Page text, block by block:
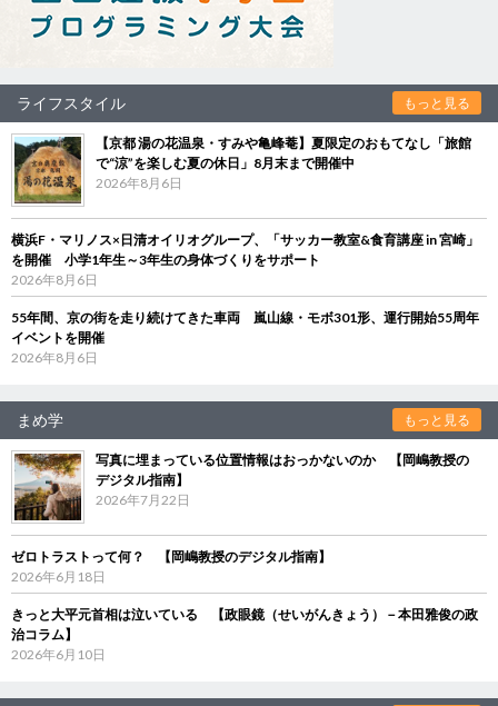
ライフスタイル もっと見る
【京都 湯の花温泉・すみや亀峰菴】夏限定のおもてなし「旅館
で“涼”を楽しむ夏の休日」8月末まで開催中
2026年8月6日
横浜F・マリノス×日清オイリオグループ、「サッカー教室&食育講座 in 宮崎」
を開催 小学1年生～3年生の身体づくりをサポート
2026年8月6日
55年間、京の街を走り続けてきた車両 嵐山線・モボ301形、運行開始55周年
イベントを開催
2026年8月6日
まめ学 もっと見る
写真に埋まっている位置情報はおっかないのか 【岡嶋教授の
デジタル指南】
2026年7月22日
ゼロトラストって何？ 【岡嶋教授のデジタル指南】
2026年6月18日
きっと大平元首相は泣いている 【政眼鏡（せいがんきょう）－本田雅俊の政
治コラム】
2026年6月10日